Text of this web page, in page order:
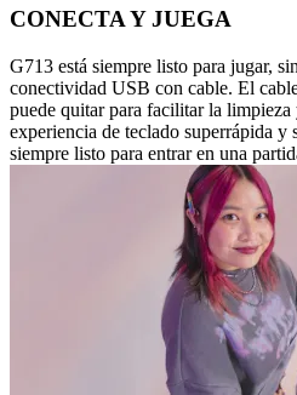
CONECTA Y JUEGA
G713 está siempre listo para jugar,
conectividad USB con cable. El
puede quitar para facilitar la
experiencia de teclado superrápida y
siempre listo para entrar en una